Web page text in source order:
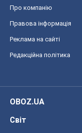
Про компанію
Правова інформація
Реклама на сайті
Редакційна політика
OBOZ.UA
Світ